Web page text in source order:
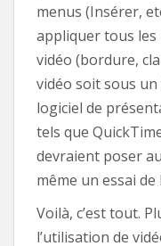
menus (Insérer,
appliquer tous les
vidéo (bordure,
vidéo soit sous
logiciel de
tels que
devraient poser
même un essai
Voilà, c’est tout.
l’utilisation de